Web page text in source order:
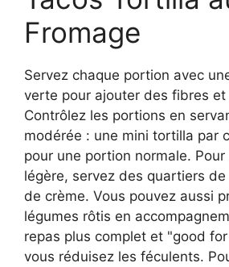
Fromage
Servez chaque portion avec
verte pour ajouter des fibres
Contrôlez les portions en
modérée : une mini tortilla par
pour une portion normale.
légère, servez des quartiers
de crème. Vous pouvez aussi
légumes rôtis en
repas plus complet et "good
vous réduisez les féculents.